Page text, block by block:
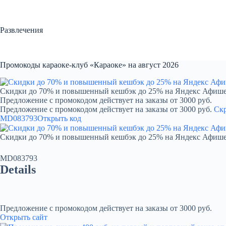
Развлечения
Промокоды караоке-клуб «Караоке» на август 2026
Скидки до 70% и повышенный кешбэк до 25% на Яндекс
Предложение с промокодом действует на заказы от 3000 руб.
Предложение с промокодом действует на заказы от 3000 руб.
MD083793Открыть код
Скидки до 70% и повышенный кешбэк до 25% на Яндекс
MD083793
Details
Предложение с промокодом действует на заказы от 3000 руб.
Открыть сайт